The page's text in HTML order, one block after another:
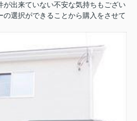
が出来ていない不安な気持ちもござい
の選択ができることから購入をさせて